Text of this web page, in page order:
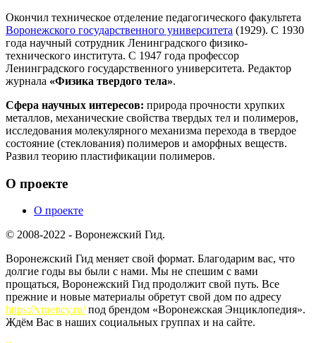
Окончил техническое отделение педагогического факультета
Воронежского государственного университета (1929). С 1930
года научный сотрудник Ленинградского физико-
технического института. С 1947 года профессор
Ленинградского государственного университета. Редактор
журнала «Физика твердого тела».
Сфера научных интересов: природа прочности хрупких
металлов, механические свойства твердых тел и полимеров,
исследования молекулярного механизма перехода в твердое
состояние (стеклования) полимеров и аморфных веществ.
Развил теорию пластификации полимеров.
О проекте
О проекте
© 2008-2022 - Воронежский Гид.
Воронежский Гид меняет свой формат. Благодарим вас, что
долгие годы вы были с нами. Мы не спешим с вами
прощаться, Воронежский Гид продолжит свой путь. Все
прежние и новые материалы обретут свой дом по адресу
https://vrnency.ru/под брендом «Воронежская Энциклопедия».
Ждём Вас в наших социальных группах и на сайте.